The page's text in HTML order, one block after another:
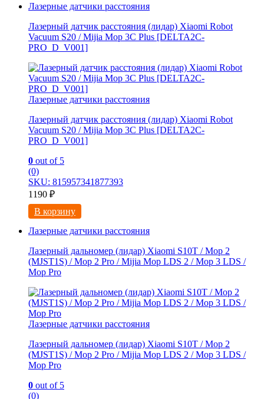
Лазерные датчики расстояния
Лазерный датчик расстояния (лидар) Xiaomi Robot
Vacuum S20 / Mijia Mop 3С Рlus [DELTA2C-
PRO_D_V001]
Лазерные датчики расстояния
Лазерный датчик расстояния (лидар) Xiaomi Robot
Vacuum S20 / Mijia Mop 3С Рlus [DELTA2C-
PRO_D_V001]
0 out of 5
(0)
SKU: 815957341877393
1190 ₽
В корзину
Лазерные датчики расстояния
Лазерный дальномер (лидар) Xiaomi S10T / Мoр 2
(MJSТ1S) / Mop 2 Pro / Mijia Моp LDS 2 / Мoр 3 LDS /
Мор Рrо
Лазерные датчики расстояния
Лазерный дальномер (лидар) Xiaomi S10T / Мoр 2
(MJSТ1S) / Mop 2 Pro / Mijia Моp LDS 2 / Мoр 3 LDS /
Мор Рrо
0 out of 5
(0)